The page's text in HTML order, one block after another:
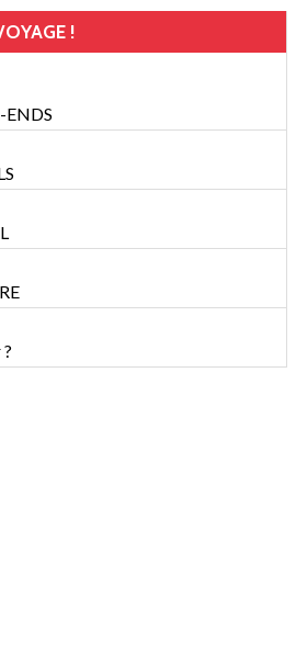
!
ENDS